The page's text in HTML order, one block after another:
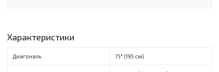
Характеристики
Диагональ 75" (195 см)